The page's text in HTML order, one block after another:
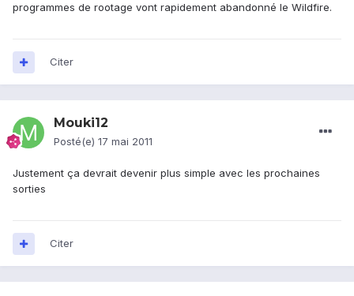
programmes de rootage vont rapidement abandonné le Wildfire.
Citer
Mouki12
Posté(e) 17 mai 2011
Justement ça devrait devenir plus simple avec les prochaines
sorties
Citer